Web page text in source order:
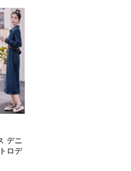
デニ
ロデ